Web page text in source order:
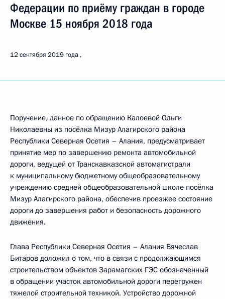
Федерации по приёму граждан в городе
Москве 15 ноября 2018 года
12 сентября 2019 года
Поручение, данное по обращению Калоевой Ольги
Николаевны из посёлка Мизур Алагирского района
Республики Северная Осетия – Алания, предусматривает
принятие мер по завершению ремонта автомобильной
дороги, ведущей от Транскавказской автомагистрали
к муниципальному бюджетному общеобразовательному
учреждению средней общеобразовательной школе посёлка
Мизур Алагирского района, обеспечив проезжее состояние
дороги до завершения работ и безопасность дорожного
движения.
Глава Республики Северная Осетия – Алания Вячеслав
Битаров доложил о том, что в связи с продолжающимся
строительством объектов Зарамагских ГЭС обозначенный
в обращении участок автомобильной дороги перегружен
тяжелой строительной техникой. Устройство дорожной